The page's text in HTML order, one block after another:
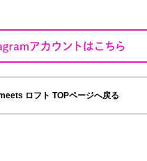
ロフト TOPページへ戻る